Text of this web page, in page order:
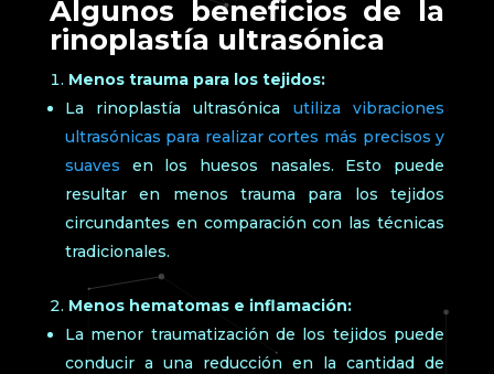
Algunos beneficios de la
rinoplastía ultrasónica
Menos trauma para los tejidos:
La rinoplastía ultrasónica utiliza vibraciones
ultrasónicas para realizar cortes más precisos y
suaves en los huesos nasales. Esto puede
resultar en menos trauma para los tejidos
circundantes en comparación con las técnicas
tradicionales.
Menos hematomas e inflamación:
La menor traumatización de los tejidos puede
conducir a una reducción en la cantidad de